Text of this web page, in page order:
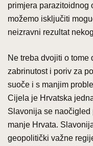
primjera parazitoidnog
možemo isključiti
neizravni rezultat
Ne treba dvojiti o
zabrinutost i poriv za
suoče i s manjim
Cijela je Hrvatska
Slavonija se naočigled
manje Hrvata.
geopolitički važne